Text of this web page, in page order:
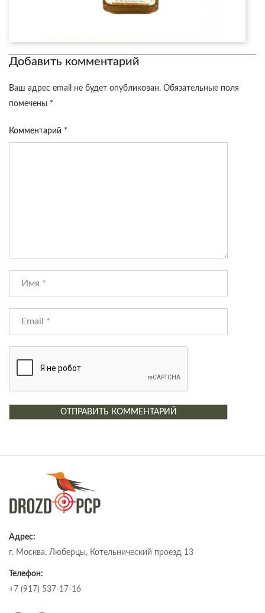
Добавить комментарий
Ваш адрес email не будет опубликован. Обязательные поля
помечены *
Комментарий *
Адрес:
г. Москва, Люберцы, Котельнический проезд 13
Телефон:
+7 (917) 537-17-16